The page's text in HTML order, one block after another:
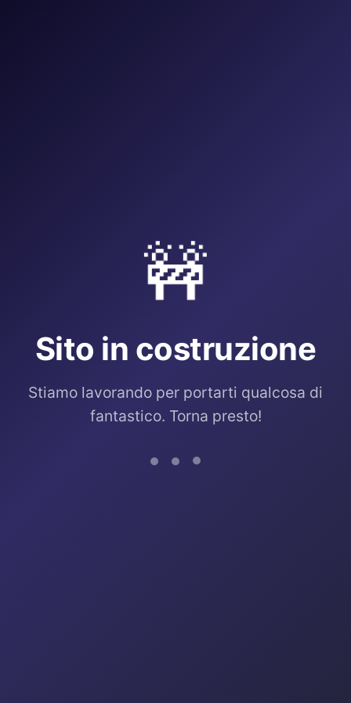
🚧
Sito in costruzione
Stiamo lavorando per portarti qualcosa di
fantastico. Torna presto!